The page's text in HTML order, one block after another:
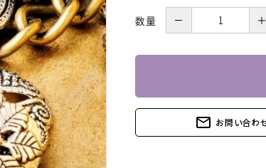
数量 － ＋
mail_outline お問い合わ